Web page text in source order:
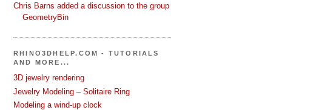
Chris Barns added a discussion to the group
GeometryBin
RHINO3DHELP.COM - TUTORIALS
AND MORE...
3D jewelry rendering
Jewelry Modeling – Solitaire Ring
Modeling a wind-up clock